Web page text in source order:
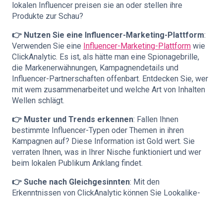
lokalen Influencer preisen sie an oder stellen ihre
Produkte zur Schau?
👉 Nutzen Sie eine Influencer-Marketing-Plattform:
Verwenden Sie eine Influencer-Marketing-Plattform wie
ClickAnalytic. Es ist, als hätte man eine Spionagebrille,
die Markenerwähnungen, Kampagnendetails und
Influencer-Partnerschaften offenbart. Entdecken Sie, wer
mit wem zusammenarbeitet und welche Art von Inhalten
Wellen schlägt.
👉 Muster und Trends erkennen: Fallen Ihnen
bestimmte Influencer-Typen oder Themen in ihren
Kampagnen auf? Diese Information ist Gold wert. Sie
verraten Ihnen, was in Ihrer Nische funktioniert und wer
beim lokalen Publikum Anklang findet.
👉 Suche nach Gleichgesinnten: Mit den
Erkenntnissen von ClickAnalytic können Sie Lookalike-